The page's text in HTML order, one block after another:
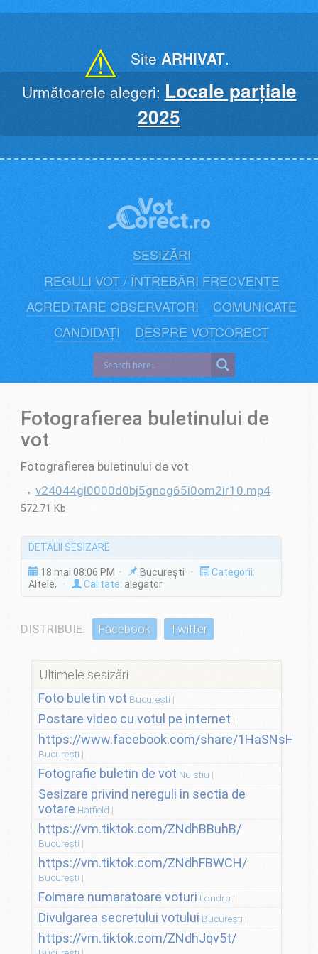
⚠ Site ARHIVAT.
Următoarele alegeri: Locale parțiale
2025
SESIZĂRI
REGULI VOT / ÎNTREBĂRI FRECVENTE
ACREDITARE OBSERVATORI
COMUNICATE
CANDIDAȚI
DESPRE VOTCORECT
Fotografierea buletinului de
vot
Fotografierea buletinului de vot
→ v24044gl0000d0bj5gnog65i0om2ir10.mp4
572.71 Kb
DETALII SESIZARE
18 mai 08:06 PM · București ·
Categorii:
Altele,
· Calitate: alegator
DISTRIBUIE: Facebook Twitter
Ultimele sesizări
Foto buletin vot București
Postare video cu votul pe internet
https://www.facebook.com/share/
București
Fotografie buletin de vot Nu stiu
Sesizare privind nereguli in sectia de
votare Hatfield
https://vm.tiktok.com/ZNdhBBuhB/
București
https://vm.tiktok.com/ZNdhFBWCH/
București
Folmare numaratoare voturi Londra
Divulgarea secretului votului București
https://vm.tiktok.com/ZNdhJqv5t/